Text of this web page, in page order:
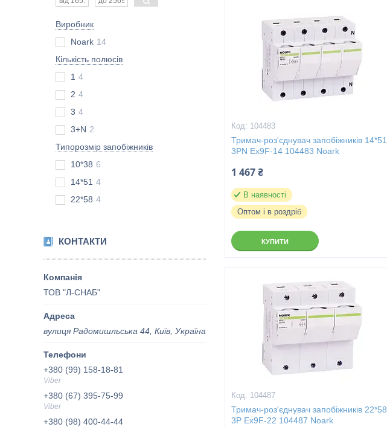
Виробник
Noark 14
Кількість полюсів
1 4
2 4
3 4
3+N 2
Типорозмір запобіжників
10*38 6
14*51 4
22*58 4
КОНТАКТИ
ТОВ "Л-СНАБ"
вулиця Радомишльська 44, Київ, Україна
+380 (99) 158-18-81
Viber
+380 (67) 395-75-99
Viber
+380 (98) 400-44-44
104483
Тримач-роз'єднувач запобіжників 14*51
3PN Ex9F-14 104483 Noark
1 467 ₴
В наявності
Оптом і в роздріб
КУПИТИ
104487
Тримач-роз'єднувач запобіжників 22*58
3P Ex9F-22 104487 Noark